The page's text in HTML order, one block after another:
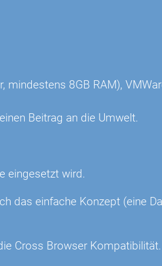
mindestens 8GB RAM),
Beitrag an die Umwelt.
eingesetzt wird.
das einfache Konzept (eine
Cross Browser Kompatibilität.